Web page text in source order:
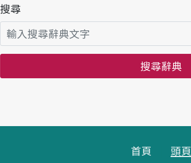
搜尋
搜尋辭典
首頁 頭頁